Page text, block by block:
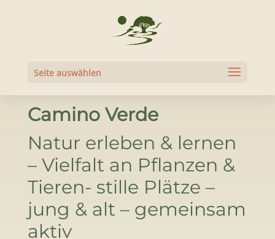
Seite auswählen
Camino Verde
Natur erleben & lernen
– Vielfalt an Pflanzen &
Tieren- stille Plätze –
jung & alt – gemeinsam
aktiv